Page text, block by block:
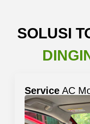
SOLUSI
Service AC